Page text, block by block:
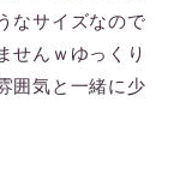
なサイズなので
せんｗゆっくり
囲気と一緒に少